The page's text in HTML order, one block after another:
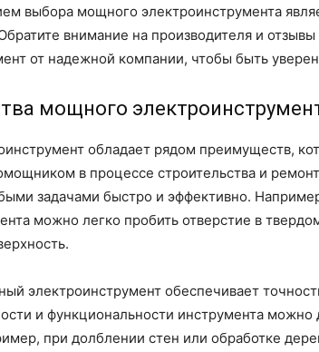
выбора мощного электроинструмента
внимание на производителя и
от надежной компании, чтобы быть
мощного
обладает рядом преимуществ,
в процессе строительства и
задачами быстро и эффективно.
можно легко пробить отверстие в
электроинструмент обеспечивает
и функциональности инструмента можно
при долблении стен или обработке